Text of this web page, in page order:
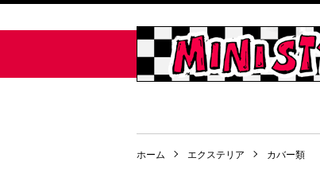
ホーム エクステリア カバー類